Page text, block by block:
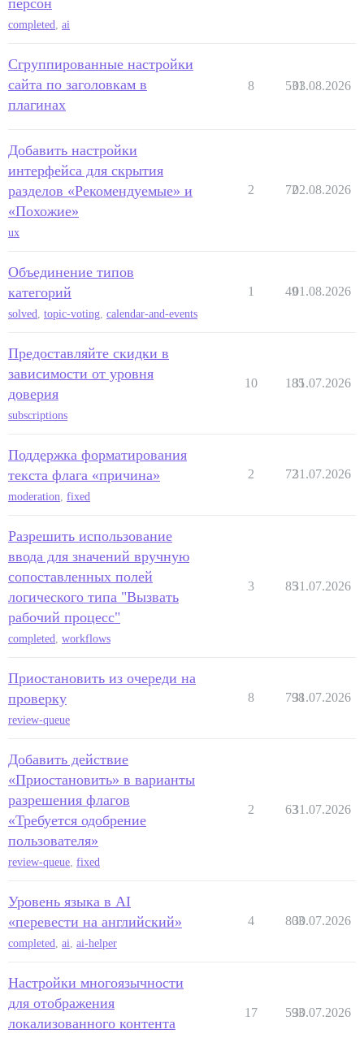
персон
completed, ai
Сгруппированные настройки
сайта по заголовкам в
плагинах
8 531
03.08.2026
Добавить настройки
интерфейса для скрытия
разделов «Рекомендуемые» и
«Похожие»
ux
2 7202.08.2026
Объединение типов
категорий
solved, topic-voting, calendar-and-events
1 4901.08.2026
Предоставляйте скидки в
зависимости от уровня
доверия
subscriptions
10 185
31.07.2026
Поддержка форматирования
текста флага «причина»
moderation, fixed
2 7231.07.2026
Разрешить использование
ввода для значений вручную
сопоставленных полей
логического типа "Вызвать
рабочий процесс"
completed, workflows
3 8531.07.2026
Приостановить из очереди на
проверку
review-queue
8 798
31.07.2026
Добавить действие
«Приостановить» в варианты
разрешения флагов
«Требуется одобрение
пользователя»
review-queue, fixed
2 6331.07.2026
Уровень языка в AI
«перевести на английский»
completed, ai, ai-helper
4 803
30.07.2026
Настройки многоязычности
для отображения
локализованного контента
17 593
30.07.2026